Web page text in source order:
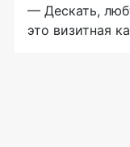
— Дескать,
это визитная